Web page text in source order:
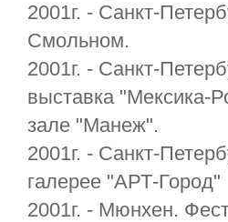
2001г. - Санкт-
Смольном.
2001г. - Санкт-
выставка "Мексика-
зале "Манеж".
2001г. - Санкт-
галерее "АРТ-Город"
2001г. - Мюнхен.